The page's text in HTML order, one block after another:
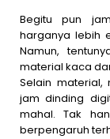
Begitu pun
harganya lebih
Namun,
material kaca
Selain
jam dinding
mahal. Tak
berpengaruh